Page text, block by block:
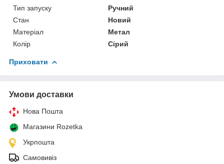
Тип запуску
Ручний
Стан
Новий
Матеріал
Метал
Колір
Сірий
Приховати
Умови доставки
Нова Пошта
Магазини Rozetka
Укрпошта
Самовивіз